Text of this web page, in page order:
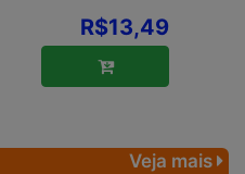
R$13,49
Veja mais